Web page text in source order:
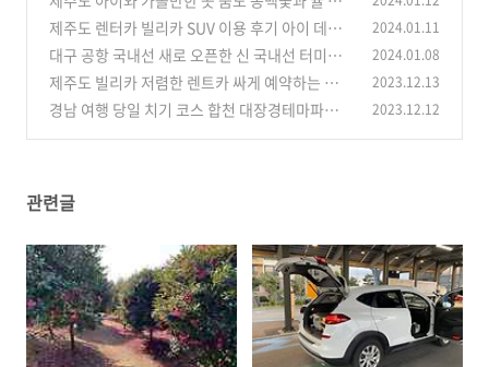
험을 동시에
(0)
제주도 렌터카 빌리카 SUV 이용 후기 아이 데리
고 여행 꿀팁
(0)
2024.01.11
대구 공항 국내선 새로 오픈한 신 국내선 터미널
에서 제주로 출발
(0)
2024.01.08
제주도 빌리카 저렴한 렌트카 싸게 예약하는 방법
/ 이용 방법 총 정리
(0)
2023.12.13
경남 여행 당일 치기 코스 합천 대장경테마파크
2023.12.12
관련글